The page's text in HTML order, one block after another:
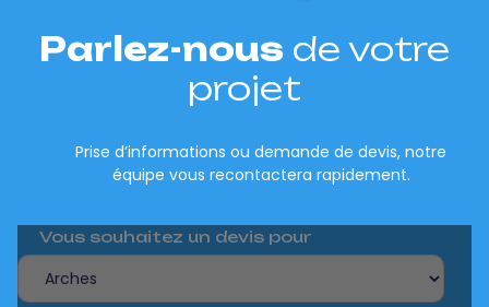
Parlez-nous de votre
projet
Prise d’informations ou demande de devis, notre
équipe vous recontactera rapidement.
Vous souhaitez un devis pour